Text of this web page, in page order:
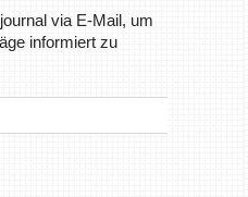
via E-Mail, um
informiert zu